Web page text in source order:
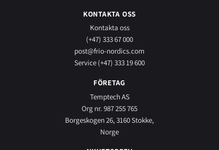
KONTAKTA OSS
Kontakta oss
(+47) 333 67 000
post@frio-nordics.com
Service (+47) 333 19 600
FÖRETAG
Temptech AS
Org nr. 987 255 765
Borgeskogen 26, 3160 Stokke,
Norge